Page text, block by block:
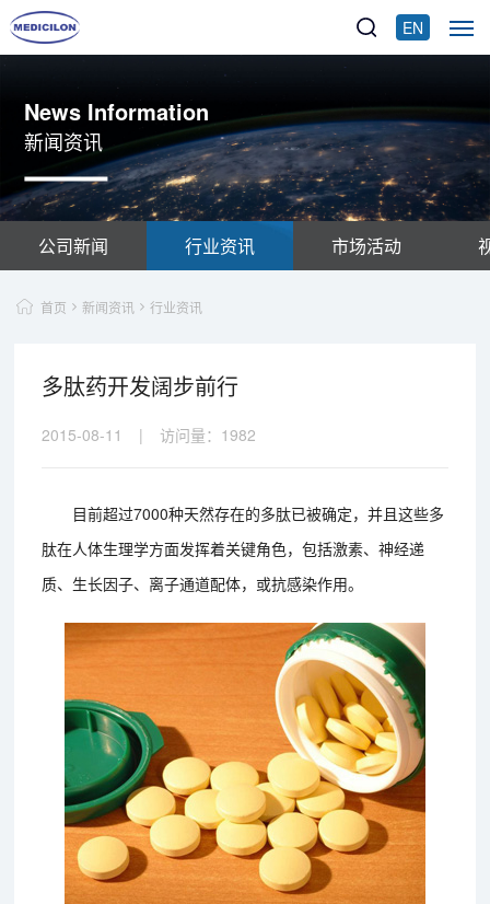
EN
News Information
新闻资讯
公司新闻 行业资讯 市场活动
首页 新闻资讯 行业资讯
多肽药开发阔步前行
2015-08-11 | 访问量： 1982
目前超过7000种天然存在的多肽已被确定，并且这些多
肽在人体生理学方面发挥着关键角色，包括激素、神经递
质、生长因子、离子通道配体，或抗感染作用。